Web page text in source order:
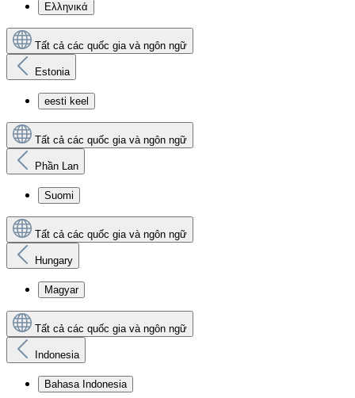
Ελληνικά
Tất cả các quốc gia và ngôn ngữ
Estonia
eesti keel
Tất cả các quốc gia và ngôn ngữ
Phần Lan
Suomi
Tất cả các quốc gia và ngôn ngữ
Hungary
Magyar
Tất cả các quốc gia và ngôn ngữ
Indonesia
Bahasa Indonesia